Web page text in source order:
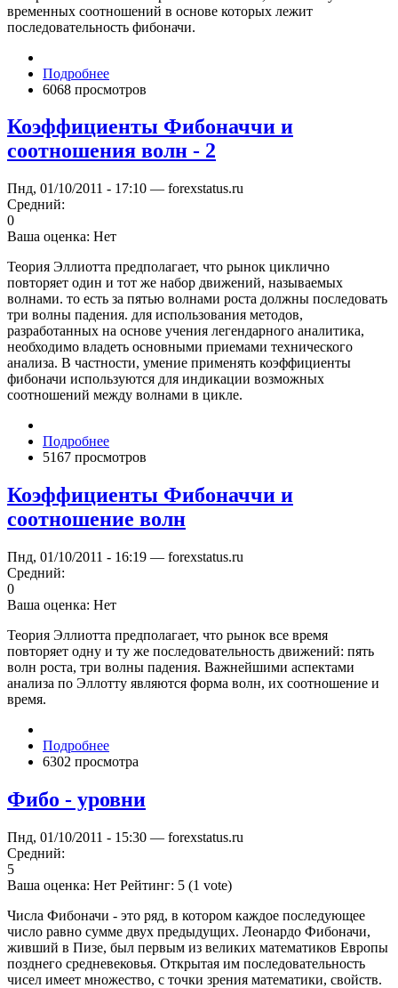
временных соотношений в основе которых лежит
последовательность фибоначи.
Подробнее
6068 просмотров
Коэффициенты Фибоначчи и
соотношения волн - 2
Пнд, 01/10/2011 - 17:10 — forexstatus.ru
Средний:
0
Ваша оценка: Нет
Теория Эллиотта предполагает, что рынок циклично
повторяет один и тот же набор движений, называемых
волнами. то есть за пятью волнами роста должны последовать
три волны падения. для использования методов,
разработанных на основе учения легендарного аналитика,
необходимо владеть основными приемами технического
анализа. В частности, умение применять коэффициенты
фибоначи используются для индикации возможных
соотношений между волнами в цикле.
Подробнее
5167 просмотров
Коэффициенты Фибоначчи и
соотношение волн
Пнд, 01/10/2011 - 16:19 — forexstatus.ru
Средний:
0
Ваша оценка: Нет
Теория Эллиотта предполагает, что рынок все время
повторяет одну и ту же последовательность движений: пять
волн роста, три волны падения. Важнейшими аспектами
анализа по Эллотту являются форма волн, их соотношение и
время.
Подробнее
6302 просмотра
Фибо - уровни
Пнд, 01/10/2011 - 15:30 — forexstatus.ru
Средний:
5
Ваша оценка: Нет Рейтинг: 5 (1 vote)
Числа Фибоначи - это ряд, в котором каждое последующее
число равно сумме двух предыдущих. Леонардо Фибоначи,
живший в Пизе, был первым из великих математиков Европы
позднего средневековья. Открытая им последовательность
чисел имеет множество, с точки зрения математики, свойств.